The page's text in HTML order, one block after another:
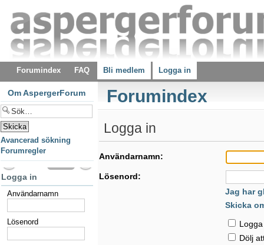
Forumindex FAQ Bli medlem Logga in
Forumindex
Logga in
Användarnamn:
Lösenord:
Jag har
Skicka
Dölj
Om AspergerForum
Avancerad sökning
Forumregler
Logga in
Användarnamn
Lösenord